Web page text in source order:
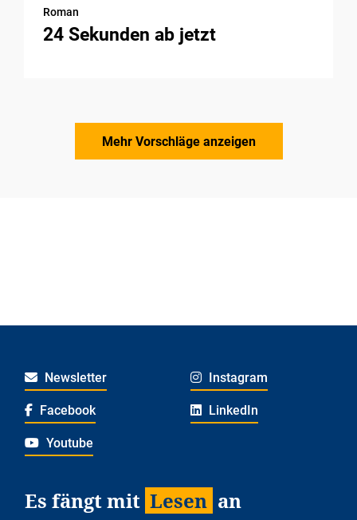
Roman
24 Sekunden ab jetzt
Mehr Vorschläge anzeigen
Newsletter Instagram
Facebook LinkedIn
Youtube
Es fängt mit Lesen an